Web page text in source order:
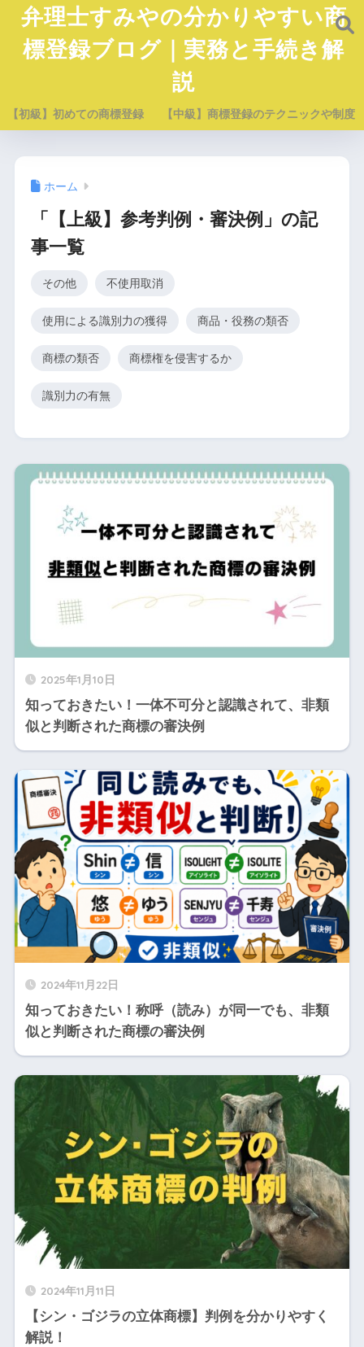
弁理士すみやの分かりやすい商
標登録ブログ｜実務と手続き解
説
【初級】初めての商標登録 【中級】商標登録のテクニックや制度
ホーム
「【上級】参考判例・審決例」の記
事一覧
その他 不使用取消
使用による識別力の獲得 商品・役務の類否
商標の類否 商標権を侵害するか
識別力の有無
2025年1月10日
知っておきたい！一体不可分と認識されて、非類
似と判断された商標の審決例
2024年11月22日
知っておきたい！称呼（読み）が同一でも、非類
似と判断された商標の審決例
2024年11月11日
【シン・ゴジラの立体商標】判例を分かりやすく
解説！